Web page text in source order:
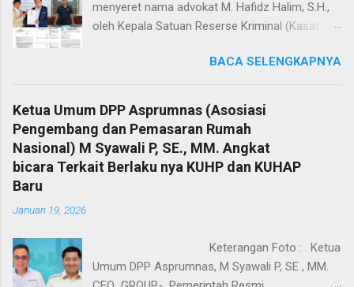
menyeret nama advokat M. Hafidz Halim, S.H.,
oleh Kepala Satuan Reserse Kriminal (Kasat
Y., S.T.K., S.I.K., M.H., menuai sorotan tajam dari
kalangan advokat dan pemerhati hukum. Proses
penyelidikan hingga penyidikan yang dilakukan
dinilai sarat kejanggalan dan berpotensi
mengarah pada dugaan kriminalisasi profesi
advokat. Jumat (16/1/2026). Sorotan ini
mencuat lantaran laporan polisi tertanggal 4
alamat korespondensi, hingga langkah-langkah
penyidikan yang dinilai melampaui kewenangan
BACA SELENGKAPNYA
Ketua Umum DPP Asprumnas (Asosiasi
Pengembang dan Pemasaran Rumah
Nasional) M Syawali P, SE., MM. Angkat
bicara Terkait Berlaku nya KUHP dan KUHAP
Baru
Januari 19, 2026
Keterangan Foto : . Ketua
Umum DPP Asprumnas, M Syawali P, SE , MM.